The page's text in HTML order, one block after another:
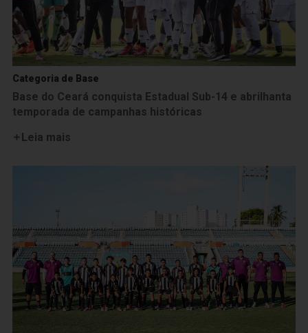
Categoria de Base
Base do Ceará conquista Estadual Sub-14 e abrilhanta
temporada de campanhas históricas
Leia mais